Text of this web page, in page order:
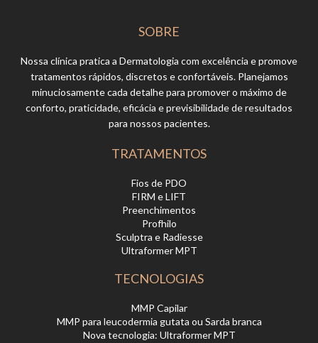
SOBRE
Nossa clínica pratica a Dermatologia com excelência e promove
tratamentos rápidos, discretos e confortáveis. Planejamos
minuciosamente cada detalhe para promover o máximo de
conforto, praticidade, eficácia e previsibilidade de resultados
para nossos pacientes.
TRATAMENTOS
Fios de PDO
FIRM e LIFT
Preenchimentos
Profhilo
Sculptra e Radiesse
Ultraformer MPT
TECNOLOGIAS
MMP Capilar
MMP para leucodermia gutata ou Sarda branca
Nova tecnologia: Ultraformer MPT